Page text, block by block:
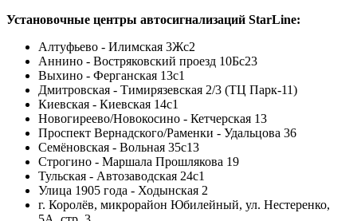
Установочные центры автосигнализаций StarLine:
Алтуфьево - Илимская 3Жс2
Аннино - Востряковский проезд 10Бс23
Выхино - Ферганская 13с1
Дмитровская - Тимирязевская 2/3 (ТЦ Парк-11)
Киевская - Киевская 14с1
Новогиреево/Новокосино - Кетчерская 13
Проспект Вернадского/Раменки - Удальцова 36
Семёновская - Вольная 35с13
Строгино - Маршала Прошлякова 19
Тульская - Автозаводская 24с1
Улица 1905 года - Ходынская 2
г. Королёв, микрорайон Юбилейный, ул. Нестеренко,